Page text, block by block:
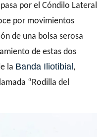
por el Cóndilo Lateral
por movimientos
de una bolsa serosa
de estas dos
la Banda Iliotibial,
“Rodilla del